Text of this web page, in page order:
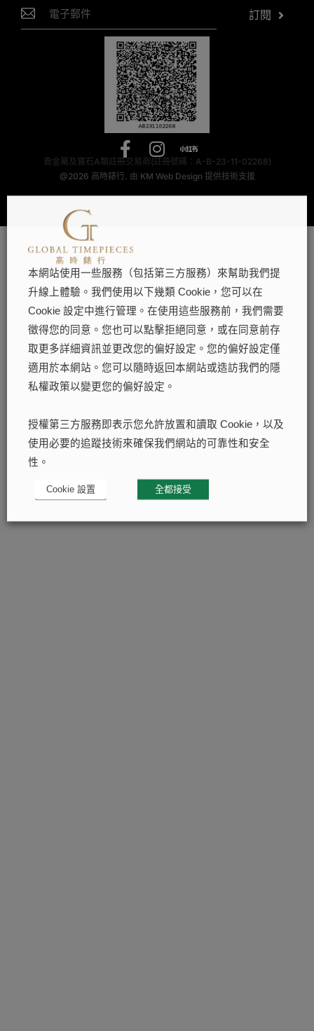
訂閱
貴金屬及寶石A類註冊交易商(註冊號碼：A-B-23-11-02268)
@2026 高時錶行. 由 KM Web Design 提供技術支援
本網站使用一些服務（包括第三方服務）來幫助我們提
升線上體驗。我們使用以下幾類 Cookie，您可以在
Cookie 設定中進行管理。在使用這些服務前，我們需要
徵得您的同意。您也可以點擊拒絕同意，或在同意前存
取更多詳細資訊並更改您的偏好設定。您的偏好設定僅
適用於本網站。您可以隨時返回本網站或造訪我們的隱
私權政策以變更您的偏好設定。
授權第三方服務即表示您允許放置和讀取 Cookie，以及
使用必要的追蹤技術來確保我們網站的可靠性和安全
性。
Cookie 設置 全都接受